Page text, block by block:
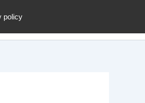
Archives
policy